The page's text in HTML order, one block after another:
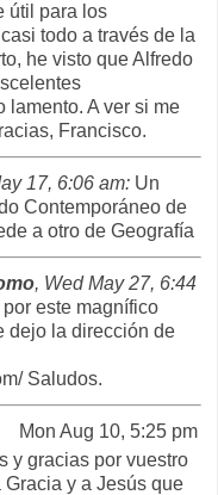
útil para los
todo a través de la
he visto que Alfredo
lamento. A ver si me
Francisco.
17, 6:06 am: Un
Contemporáneo de
a otro de Geografía
, Wed May 27, 6:44
este magnífico
dejo la dirección de
Saludos.
Mon Aug 10, 5:25 pm
y gracias por vuestro
Gracia y a Jesús que